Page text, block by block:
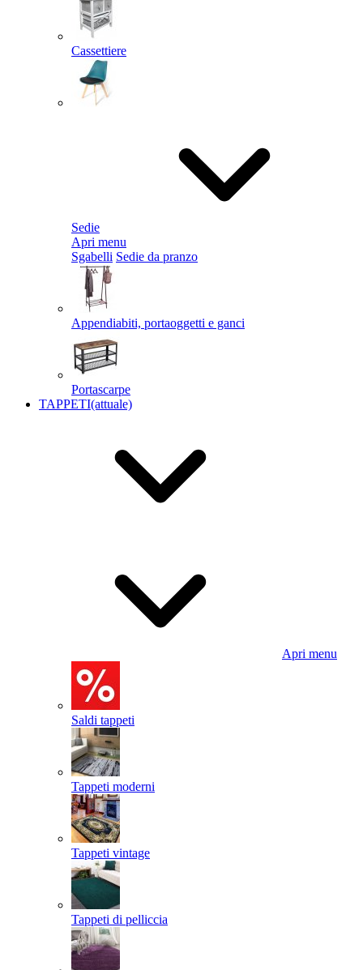
Cassettiere
Sedie
Apri menu
Sgabelli Sedie da pranzo
Appendiabiti, portaoggetti e ganci
Portascarpe
TAPPETI(attuale)
Apri menu
Saldi tappeti
Tappeti moderni
Tappeti vintage
Tappeti di pelliccia